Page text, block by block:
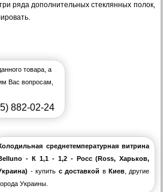
ряда дополнительных стеклянных полок,
товара, а
Вас вопросам,
882-02-24
среднетемпературная витрина
- К 1,1 - 1,2 - Росс (Ross, Харьков,
- купить с доставкой в Киев, другие
Украины.